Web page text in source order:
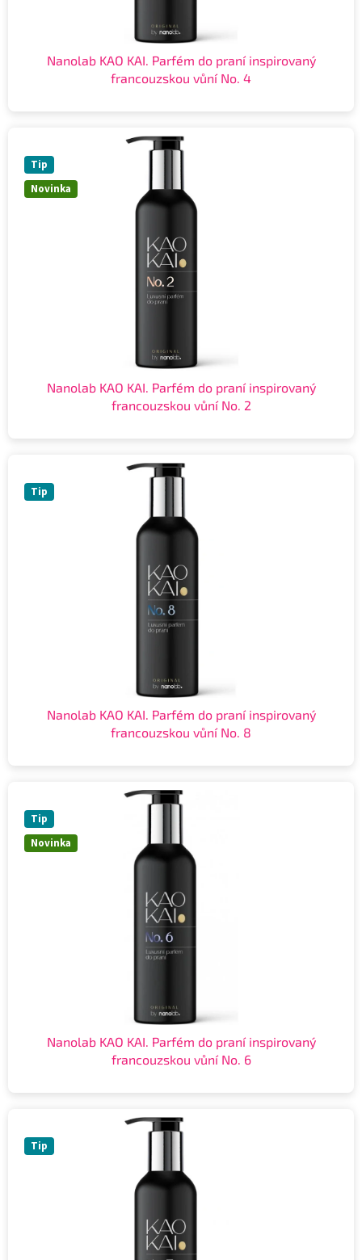
Nanolab KAO KAI. Parfém do praní inspirovaný
francouzskou vůní No. 4
Novinka
Tip
Nanolab KAO KAI. Parfém do praní inspirovaný
francouzskou vůní No. 2
Tip
Nanolab KAO KAI. Parfém do praní inspirovaný
francouzskou vůní No. 8
Novinka
Tip
Nanolab KAO KAI. Parfém do praní inspirovaný
francouzskou vůní No. 6
Tip